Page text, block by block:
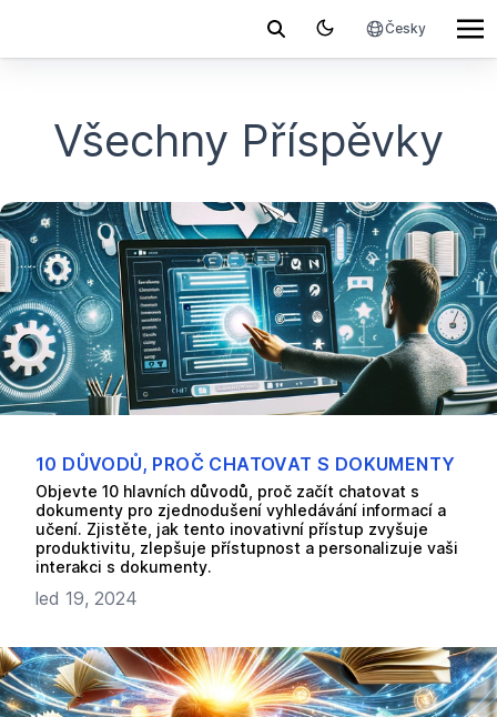
Česky
Všechny Příspěvky
10 DŮVODŮ, PROČ CHATOVAT S DOKUMENTY
Objevte 10 hlavních důvodů, proč začít chatovat s
dokumenty pro zjednodušení vyhledávání informací a
učení. Zjistěte, jak tento inovativní přístup zvyšuje
produktivitu, zlepšuje přístupnost a personalizuje vaši
interakci s dokumenty.
led 19, 2024